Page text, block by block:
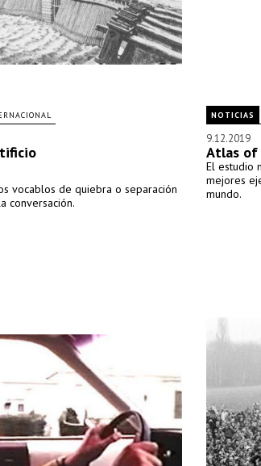
vocablos de quiebra o separación
conversación.
NOTICIAS
9.12.2019
Atlas of
El estudio
mejores
mundo.